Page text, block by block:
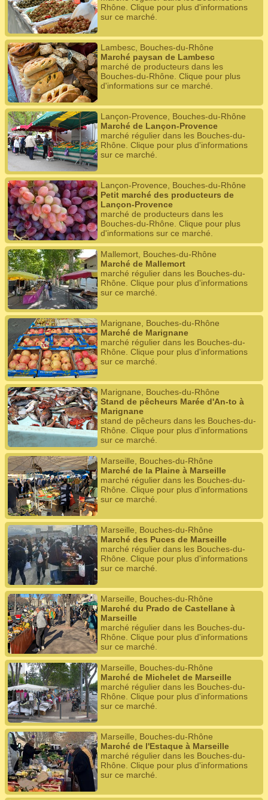
Rhône. Clique pour plus d'informations
sur ce marché.
Lambesc, Bouches-du-Rhône
Marché paysan de Lambesc
marché de producteurs dans les
Bouches-du-Rhône. Clique pour plus
d'informations sur ce marché.
Lançon-Provence, Bouches-du-Rhône
Marché de Lançon-Provence
marché régulier dans les Bouches-du-
Rhône. Clique pour plus d'informations
sur ce marché.
Lançon-Provence, Bouches-du-Rhône
Petit marché des producteurs de
Lançon-Provence
marché de producteurs dans les
Bouches-du-Rhône. Clique pour plus
d'informations sur ce marché.
Mallemort, Bouches-du-Rhône
Marché de Mallemort
marché régulier dans les Bouches-du-
Rhône. Clique pour plus d'informations
sur ce marché.
Marignane, Bouches-du-Rhône
Marché de Marignane
marché régulier dans les Bouches-du-
Rhône. Clique pour plus d'informations
sur ce marché.
Marignane, Bouches-du-Rhône
Stand de pêcheurs Marée d'An-to à
Marignane
stand de pêcheurs dans les Bouches-du-
Rhône. Clique pour plus d'informations
sur ce marché.
Marseille, Bouches-du-Rhône
Marché de la Plaine à Marseille
marché régulier dans les Bouches-du-
Rhône. Clique pour plus d'informations
sur ce marché.
Marseille, Bouches-du-Rhône
Marché des Puces de Marseille
marché régulier dans les Bouches-du-
Rhône. Clique pour plus d'informations
sur ce marché.
Marseille, Bouches-du-Rhône
Marché du Prado de Castellane à
Marseille
marché régulier dans les Bouches-du-
Rhône. Clique pour plus d'informations
sur ce marché.
Marseille, Bouches-du-Rhône
Marché de Michelet de Marseille
marché régulier dans les Bouches-du-
Rhône. Clique pour plus d'informations
sur ce marché.
Marseille, Bouches-du-Rhône
Marché de l'Estaque à Marseille
marché régulier dans les Bouches-du-
Rhône. Clique pour plus d'informations
sur ce marché.